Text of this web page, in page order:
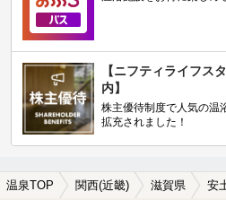
【ニフティライフス
内】
株主優待制度で人気の温
拡充されました！
温泉TOP 関西(近畿) 滋賀県